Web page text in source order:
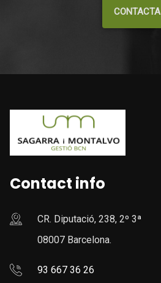
CONTACTA
Contact info
CR. Diputació, 238, 2º 3ª
08007 Barcelona.
93 667 36 26